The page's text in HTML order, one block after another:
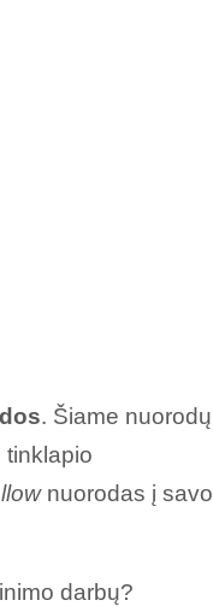
. Šiame nuorodų
tinklapio
nuorodas į savo
darbų?